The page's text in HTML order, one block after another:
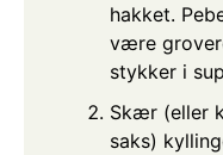
hakket.
være
stykker i
Skær (eller
saks)